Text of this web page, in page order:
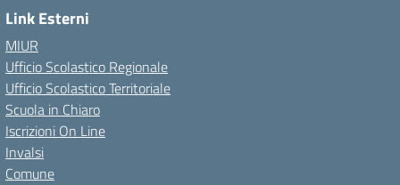
Link Esterni
MIUR
Ufficio Scolastico Regionale
Ufficio Scolastico Territoriale
Scuola in Chiaro
Iscrizioni On Line
Invalsi
Comune